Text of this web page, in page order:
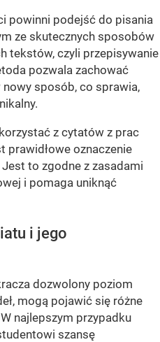
powinni podejść do pisania
ze skutecznych sposobów
tekstów, czyli przepisywanie
pozwala zachować
nowy sposób, co sprawia,
z cytatów z prac
prawidłowe oznaczenie
Jest to zgodne z zasadami
i pomaga uniknąć
i jego
dozwolony poziom
mogą pojawić się różne
najlepszym przypadku
szansę